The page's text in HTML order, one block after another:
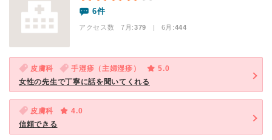
6件
アクセス数 7月:379 | 6月:444
皮膚科 手湿疹（主婦湿疹）
5.0
女性の先生で丁寧に話を聞いてくれる
皮膚科
4.0
信頼できる